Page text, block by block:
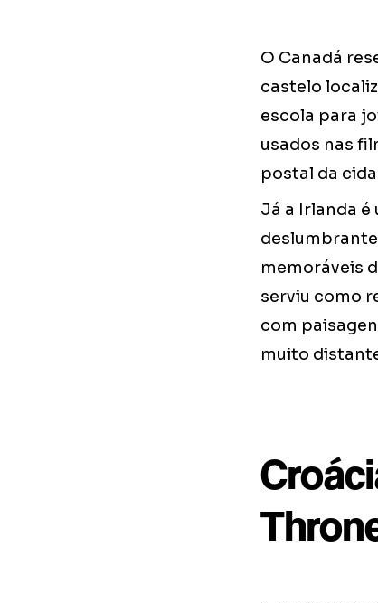
O Canadá
castelo
escola para
usados nas
postal da
Já a Irlanda
memoráveis
serviu como
com
muito